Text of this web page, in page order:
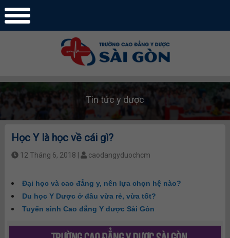
Tin tức y dược
Học Y là học về cái gì?
12 Tháng 6, 2018 | caodangyduochcm
Đại học và cao đẳng y, nên lựa chọn hệ nào?
Du học Y Dược ở đâu vừa rẻ, vừa tốt?
Tuyển sinh Cao đẳng Y dược Sài Gòn